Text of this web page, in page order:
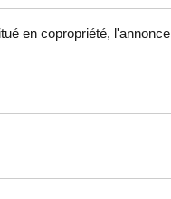
en copropriété,